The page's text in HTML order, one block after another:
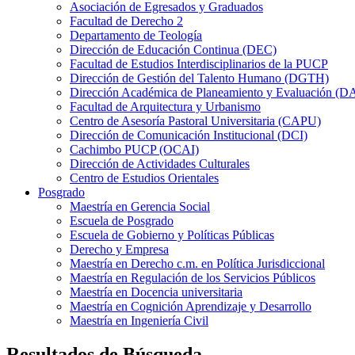
Asociación de Egresados y Graduados
Facultad de Derecho 2
Departamento de Teología
Dirección de Educación Continua (DEC)
Facultad de Estudios Interdisciplinarios de la PUCP
Dirección de Gestión del Talento Humano (DGTH)
Dirección Académica de Planeamiento y Evaluación
Facultad de Arquitectura y Urbanismo
Centro de Asesoría Pastoral Universitaria (CAPU)
Dirección de Comunicación Institucional (DCI)
Cachimbo PUCP (OCAI)
Dirección de Actividades Culturales
Centro de Estudios Orientales
Posgrado
Maestría en Gerencia Social
Escuela de Posgrado
Escuela de Gobierno y Políticas Públicas
Derecho y Empresa
Maestría en Derecho c.m. en Política Jurisdiccional
Maestría en Regulación de los Servicios Públicos
Maestría en Docencia universitaria
Maestría en Cognición Aprendizaje y Desarrollo
Maestría en Ingeniería Civil